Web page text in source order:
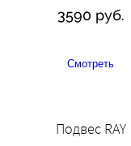
3590 руб.
Смотреть
Подвес RAY